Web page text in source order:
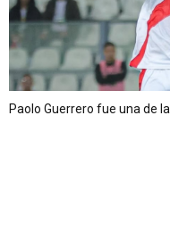
Paolo Guerrero fue una de